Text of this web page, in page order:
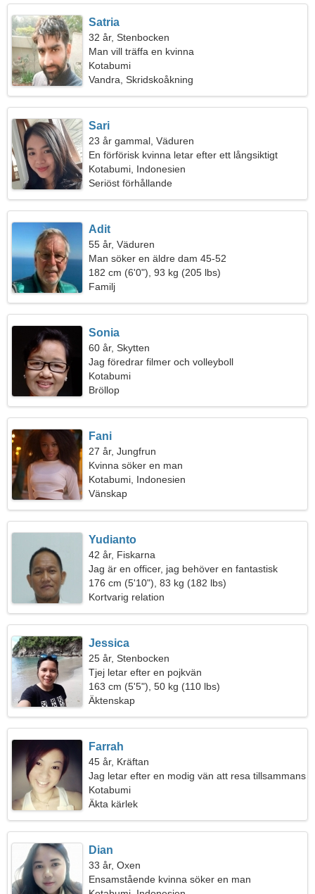
Satria
32 år, Stenbocken
Man vill träffa en kvinna
Kotabumi
Vandra, Skridskoåkning
Sari
23 år gammal, Väduren
En förförisk kvinna letar efter ett långsiktigt
förhållande
Kotabumi, Indonesien
Seriöst förhållande
Adit
55 år, Väduren
Man söker en äldre dam 45-52
182 cm (6'0"), 93 kg (205 lbs)
Familj
Sonia
60 år, Skytten
Jag föredrar filmer och volleyboll
Kotabumi
Bröllop
Fani
27 år, Jungfrun
Kvinna söker en man
Kotabumi, Indonesien
Vänskap
Yudianto
42 år, Fiskarna
Jag är en officer, jag behöver en fantastisk
kvinna
176 cm (5'10"), 83 kg (182 lbs)
Kortvarig relation
Jessica
25 år, Stenbocken
Tjej letar efter en pojkvän
163 cm (5'5"), 50 kg (110 lbs)
Äktenskap
Farrah
45 år, Kräftan
Jag letar efter en modig vän att resa tillsammans
Kotabumi
Äkta kärlek
Dian
33 år, Oxen
Ensamstående kvinna söker en man